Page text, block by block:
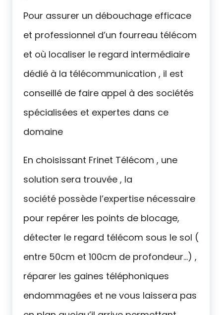
Pour assurer un débouchage efficace
et professionnel d’un fourreau télécom
et où localiser le regard intermédiaire
dédié à la télécommunication , il est
conseillé de faire appel à des sociétés
spécialisées et expertes dans ce
domaine
En choisissant Frinet Télécom , une
solution sera trouvée , la
société possède l’expertise nécessaire
pour repérer les points de blocage,
détecter le regard télécom sous le sol (
entre 50cm et 100cm de profondeur…) ,
réparer les gaines téléphoniques
endommagées et ne vous laissera pas